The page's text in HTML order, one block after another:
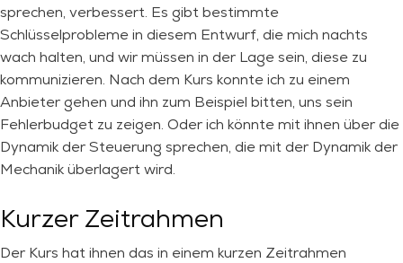
sprechen, verbessert. Es gibt bestimmte
Schlüsselprobleme in diesem Entwurf, die mich nachts
wach halten, und wir müssen in der Lage sein, diese zu
kommunizieren. Nach dem Kurs konnte ich zu einem
Anbieter gehen und ihn zum Beispiel bitten, uns sein
Fehlerbudget zu zeigen. Oder ich könnte mit ihnen über die
Dynamik der Steuerung sprechen, die mit der Dynamik der
Mechanik überlagert wird.
Kurzer Zeitrahmen
Der Kurs hat ihnen das in einem kurzen Zeitrahmen